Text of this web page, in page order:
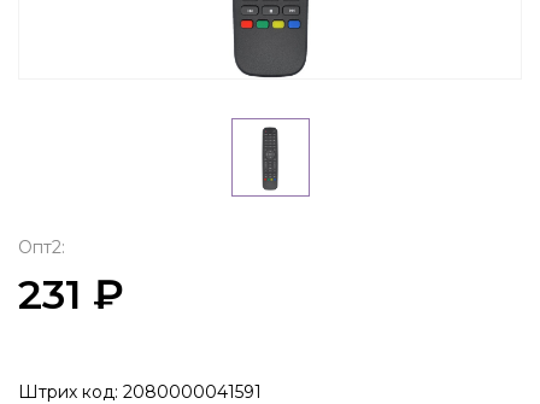
Опт2:
231 ₽
Штрих код: 2080000041591